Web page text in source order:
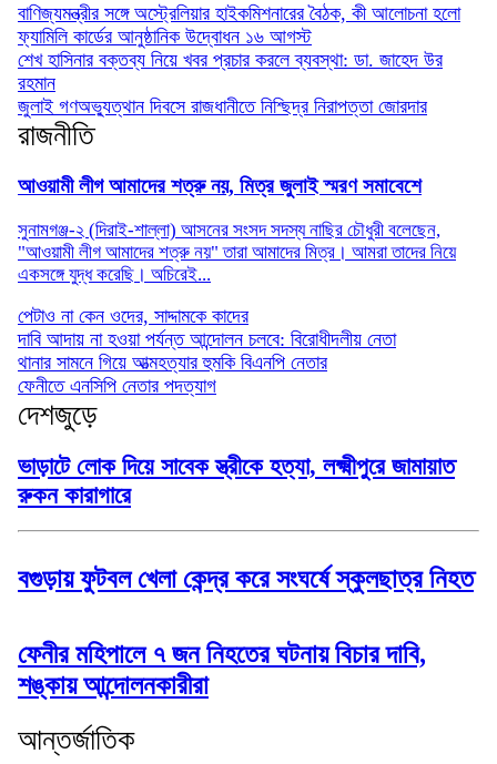
বাণিজ্যমন্ত্রীর সঙ্গে অস্ট্রেলিয়ার হাইকমিশনারের বৈঠক, কী আলোচনা হলো
ফ্যামিলি কার্ডের আনুষ্ঠানিক উদ্বোধন ১৬ আগস্ট
শেখ হাসিনার বক্তব্য নিয়ে খবর প্রচার করলে ব্যবস্থা: ডা. জাহেদ উর
রহমান
জুলাই গণঅভ্যুত্থান দিবসে রাজধানীতে নিশ্ছিদ্র নিরাপত্তা জোরদার
রাজনীতি
আওয়ামী লীগ আমাদের শত্রু নয়, মিত্র জুলাই স্মরণ সমাবেশে
সুনামগঞ্জ-২ (দিরাই-শাল্লা) আসনের সংসদ সদস্য নাছির চৌধুরী বলেছেন,
"আওয়ামী লীগ আমাদের শত্রু নয়" তারা আমাদের মিত্র। আমরা তাদের নিয়ে
একসঙ্গে যুদ্ধ করেছি। অচিরেই...
পেটাও না কেন ওদের, সাদ্দামকে কাদের
দাবি আদায় না হওয়া পর্যন্ত আন্দোলন চলবে: বিরোধীদলীয় নেতা
থানার সামনে গিয়ে আত্মহত্যার হুমকি বিএনপি নেতার
ফেনীতে এনসিপি নেতার পদত্যাগ
দেশজুড়ে
ভাড়াটে লোক দিয়ে সাবেক স্ত্রীকে হত্যা, লক্ষ্মীপুরে জামায়াত
রুকন কারাগারে
বগুড়ায় ফুটবল খেলা কেন্দ্র করে সংঘর্ষে স্কুলছাত্র নিহত
ফেনীর মহিপালে ৭ জন নিহতের ঘটনায় বিচার দাবি,
শঙ্কায় আন্দোলনকারীরা
আন্তর্জাতিক